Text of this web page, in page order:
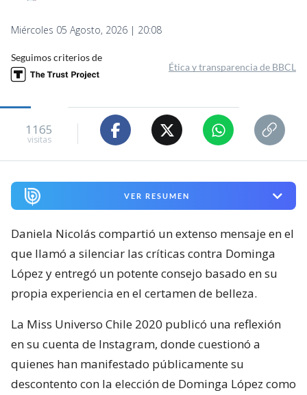
Miércoles 05 Agosto, 2026 | 20:08
Seguimos criterios de
Ética y transparencia de BBCL
1165
visitas
VER RESUMEN
Daniela Nicolás compartió un extenso mensaje en el
que llamó a silenciar las críticas contra Dominga
López y entregó un potente consejo basado en su
propia experiencia en el certamen de belleza.
La Miss Universo Chile 2020 publicó una reflexión
en su cuenta de Instagram, donde cuestionó a
quienes han manifestado públicamente su
descontento con la elección de Dominga López como